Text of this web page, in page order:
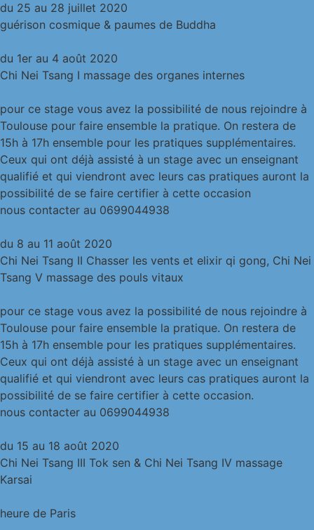
du 25 au 28 juillet 2020
guérison cosmique & paumes de Buddha
du 1er au 4 août 2020
Chi Nei Tsang I massage des organes internes
pour ce stage vous avez la possibilité de nous rejoindre à
Toulouse pour faire ensemble la pratique. On restera de
15h à 17h ensemble pour les pratiques supplémentaires.
Ceux qui ont déjà assisté à un stage avec un enseignant
qualifié et qui viendront avec leurs cas pratiques auront la
possibilité de se faire certifier à cette occasion
nous contacter au 0699044938
du 8 au 11 août 2020
Chi Nei Tsang II Chasser les vents et elixir qi gong, Chi Nei
Tsang V massage des pouls vitaux
pour ce stage vous avez la possibilité de nous rejoindre à
Toulouse pour faire ensemble la pratique. On restera de
15h à 17h ensemble pour les pratiques supplémentaires.
Ceux qui ont déjà assisté à un stage avec un enseignant
qualifié et qui viendront avec leurs cas pratiques auront la
possibilité de se faire certifier à cette occasion.
nous contacter au 0699044938
du 15 au 18 août 2020
Chi Nei Tsang III Tok sen & Chi Nei Tsang IV massage
Karsai
heure de Paris